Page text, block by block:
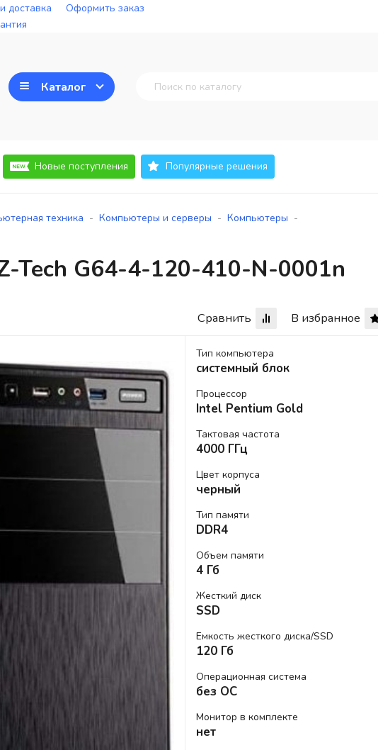
доставка
Оформить заказ
Каталог
Новые поступления Популярные решения
техника - Компьютеры и серверы - Компьютеры -
Tech G64-4-120-410-N-0001n
Сравнить В избранное
Тип компьютера
системный блок
Процессор
Intel Pentium Gold
Тактовая частота
4000 ГГц
Цвет корпуса
черный
Тип памяти
DDR4
Объем памяти
4 Гб
Жесткий диск
SSD
Емкость жесткого диска/SSD
120 Гб
Операционная система
без ОС
Монитор в комплекте
нет